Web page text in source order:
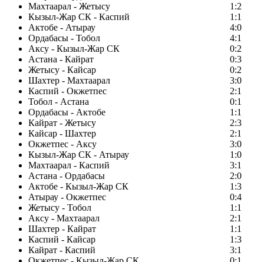
Махтаарал - Жетысу
1:2
Кызыл-Жар СК - Каспий
1:1
Актобе - Атырау
4:0
Ордабасы - Тобол
4:1
Аксу - Кызыл-Жар СК
0:2
Астана - Кайрат
0:3
Жетысу - Кайсар
0:2
Шахтер - Махтаарал
3:0
Каспий - Окжетпес
2:1
Тобол - Астана
0:1
Ордабасы - Актобе
1:1
Кайрат - Жетысу
2:3
Кайсар - Шахтер
2:1
Окжетпес - Аксу
3:0
Кызыл-Жар СК - Атырау
1:0
Махтаарал - Каспий
3:1
Астана - Ордабасы
2:0
Актобе - Кызыл-Жар СК
1:3
Атырау - Окжетпес
0:4
Жетысу - Тобол
1:1
Аксу - Махтаарал
2:1
Шахтер - Кайрат
1:1
Каспий - Кайсар
1:3
Кайрат - Каспий
3:1